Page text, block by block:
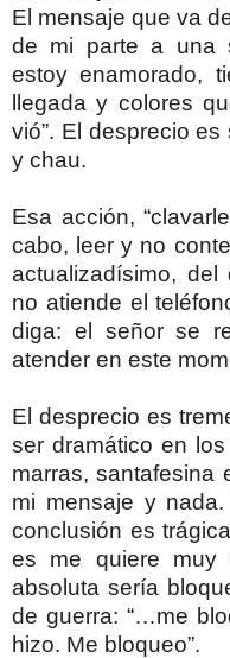
El mensaje que va
de mi parte a una
estoy enamorado,
llegada y colores
vió”. El desprecio es
y chau.
Esa acción,
cabo, leer y no
actualizadísimo,
no atiende el
diga: el señor se
atender en este
El desprecio es
ser dramático en
marras, santafesina
mi mensaje y
conclusión es
es me quiere muy
absoluta sería
de guerra: “…me
hizo. Me bloqueo”.